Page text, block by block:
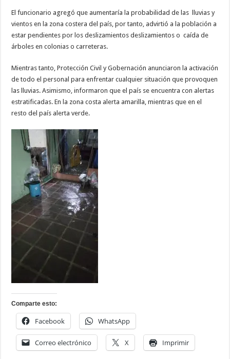
El funcionario agregó que aumentaría la probabilidad de las lluvias y
vientos en la zona costera del país, por tanto, advirtió a la población a
estar pendientes por los deslizamientos deslizamientos o caída de
árboles en colonias o carreteras.
Mientras tanto, Protección Civil y Gobernación anunciaron la activación
de todo el personal para enfrentar cualquier situación que provoquen
las lluvias. Asimismo, informaron que el país se encuentra con alertas
estratificadas. En la zona costa alerta amarilla, mientras que en el
resto del país alerta verde.
Comparte esto:
Facebook WhatsApp
Correo electrónico X Imprimir